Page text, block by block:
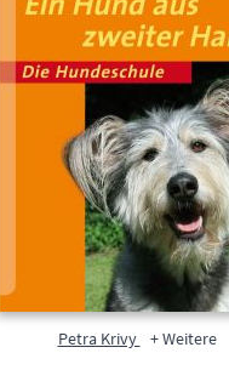
Petra Krivy + Weitere